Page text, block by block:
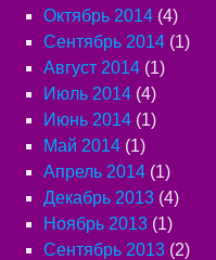
Октябрь 2014 (4)
Сентябрь 2014 (1)
Август 2014 (1)
Июль 2014 (4)
Июнь 2014 (1)
Май 2014 (1)
Апрель 2014 (1)
Декабрь 2013 (4)
Ноябрь 2013 (1)
Сентябрь 2013 (2)